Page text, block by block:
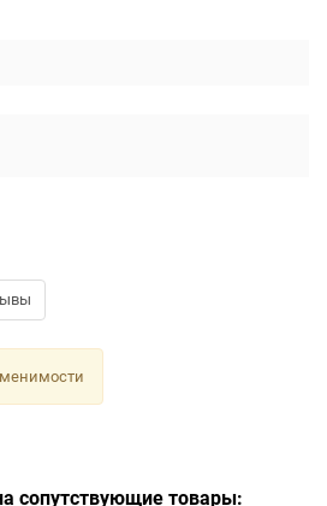
сопутствующие товары: